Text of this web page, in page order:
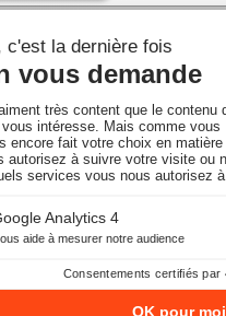
et électroniques